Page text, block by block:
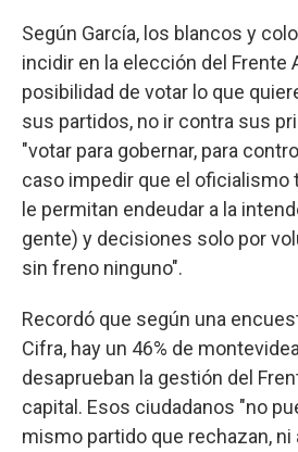
Según García, los blancos y
incidir en la elección del Frente
posibilidad de votar lo que
sus partidos, no ir contra sus
"votar para gobernar, para
caso impedir que el oficialismo
le permitan endeudar a la
gente) y decisiones solo por
sin freno ninguno".
Recordó que según una
Cifra, hay un 46% de
desaprueban la gestión del
capital. Esos ciudadanos "no
mismo partido que rechazan, ni